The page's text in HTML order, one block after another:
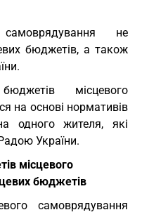
не
бюджетів, а також
місцевого
на основі нормативів
одного жителя, які
України.
місцевого
бюджетів
самоврядування